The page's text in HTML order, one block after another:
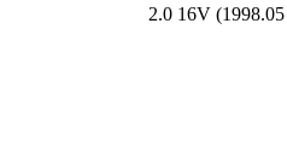
2.0 16V